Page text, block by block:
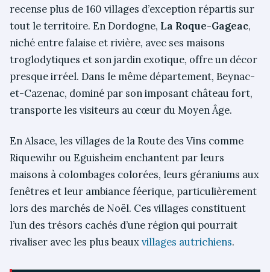
recense plus de 160 villages d’exception répartis sur
tout le territoire. En Dordogne, La Roque-Gageac,
niché entre falaise et rivière, avec ses maisons
troglodytiques et son jardin exotique, offre un décor
presque irréel. Dans le même département, Beynac-
et-Cazenac, dominé par son imposant château fort,
transporte les visiteurs au cœur du Moyen Âge.
En Alsace, les villages de la Route des Vins comme
Riquewihr ou Eguisheim enchantent par leurs
maisons à colombages colorées, leurs géraniums aux
fenêtres et leur ambiance féerique, particulièrement
lors des marchés de Noël. Ces villages constituent
l’un des trésors cachés d’une région qui pourrait
rivaliser avec les plus beauxvillages autrichiens.